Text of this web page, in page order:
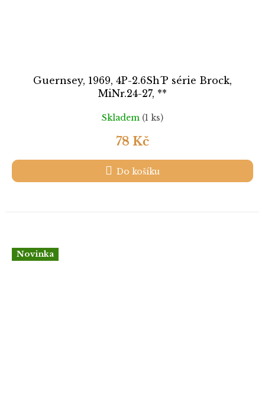
Guernsey, 1969, 4P-2.6Sh´P série Brock,
MiNr.24-27, **
Skladem (1 ks)
78 Kč
Do košíku
Novinka